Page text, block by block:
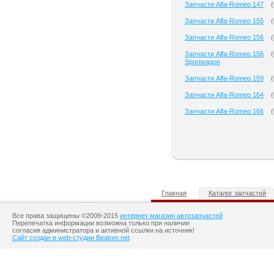
Запчасти Alfa-Romeo 147 (
Запчасти Alfa-Romeo 155 (
Запчасти Alfa-Romeo 156 (
Запчасти Alfa-Romeo 156
Sportwagon
(
Запчасти Alfa-Romeo 159 (
Запчасти Alfa-Romeo 164 (
Запчасти Alfa-Romeo 166 (
Главная Каталог запчастей
Все права защищены ©2009-2015 интернет магазин автозапчастей
Перепечатка информации возможна только при наличии
согласия администратора и активной ссылки на источник!
Сайт создан в web-студии Beatom.net